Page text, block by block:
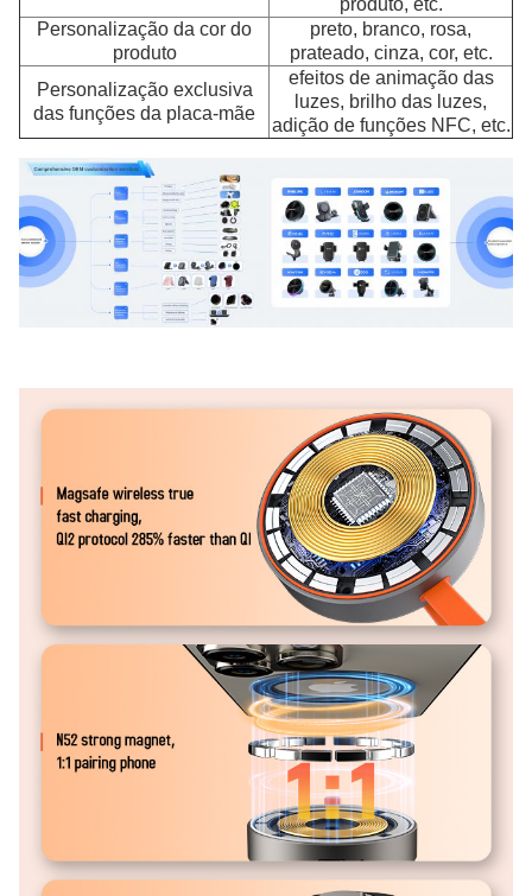
produto, etc.
Personalização da cor do
produto
preto, branco, rosa,
prateado, cinza, cor, etc.
Personalização exclusiva
das funções da placa-mãe
efeitos de animação das
luzes, brilho das luzes,
adição de funções NFC, etc.